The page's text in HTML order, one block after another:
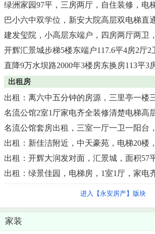
巴小六中双学位，新安大院高层双电梯直
直降9万水坝路2000年3楼房东换房113平3
出租房
出租：新佳洁附近，中天豪苑，电梯20楼
出租：绿景佳园，电梯房，1室1厅，家电
进入【永安房产】版块
家装